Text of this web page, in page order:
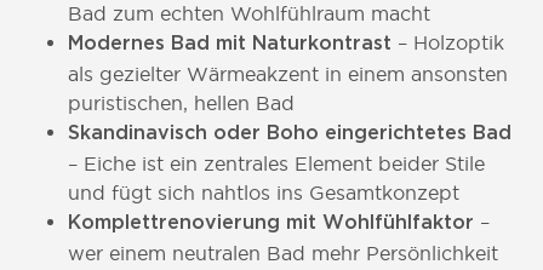
Bad zum echten Wohlfühlraum macht
Modernes Bad mit Naturkontrast – Holzoptik
als gezielter Wärmeakzent in einem ansonsten
puristischen, hellen Bad
Skandinavisch oder Boho eingerichtetes Bad
– Eiche ist ein zentrales Element beider Stile
und fügt sich nahtlos ins Gesamtkonzept
Komplettrenovierung mit Wohlfühlfaktor –
wer einem neutralen Bad mehr Persönlichkeit